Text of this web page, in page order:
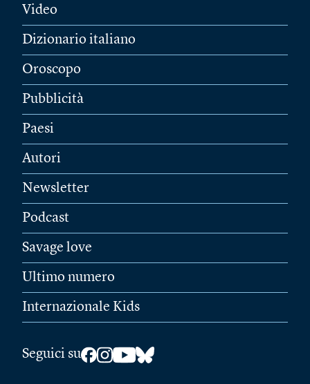
Video
Dizionario italiano
Oroscopo
Pubblicità
Paesi
Autori
Newsletter
Podcast
Savage love
Ultimo numero
Internazionale Kids
Seguici su